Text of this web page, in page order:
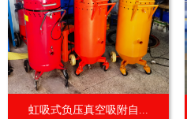
虹吸式负压真空吸附自...